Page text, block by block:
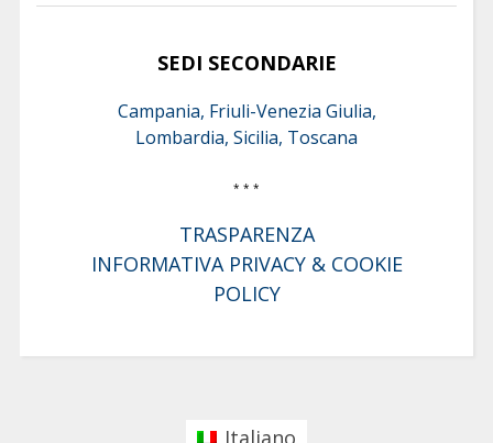
SEDI SECONDARIE
Campania, Friuli-Venezia Giulia,
Lombardia, Sicilia, Toscana
* * *
TRASPARENZA
INFORMATIVA PRIVACY & COOKIE
POLICY
Italiano